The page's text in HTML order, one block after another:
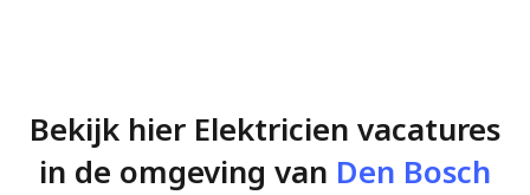
Bekijk hier Elektricien vacatures
in de omgeving van Den Bosch